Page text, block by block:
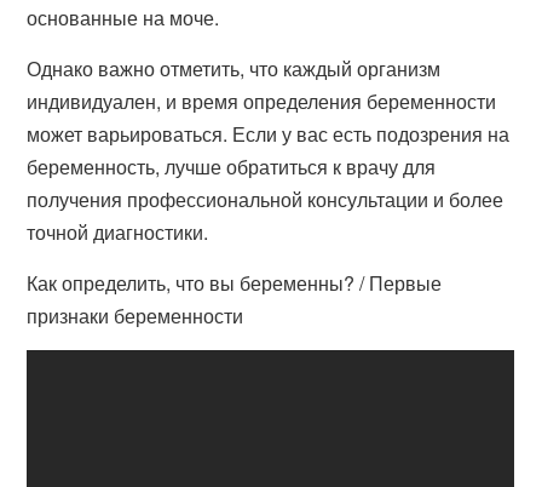
основанные на моче.
Однако важно отметить, что каждый организм
индивидуален, и время определения беременности
может варьироваться. Если у вас есть подозрения на
беременность, лучше обратиться к врачу для
получения профессиональной консультации и более
точной диагностики.
Как определить, что вы беременны? / Первые
признаки беременности